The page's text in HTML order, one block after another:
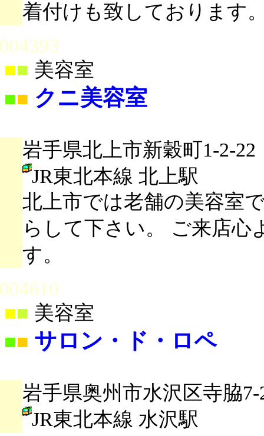
着付けも致しております
■ 美容室
■■ クニ美容室
岩手県北上市新穀町1-2-22
JR東北本線 北上駅
北上市では老舗の美容室
らして下さい。 ご来店心
す。
■ 美容室
■■ サロン・ド・ロペ
岩手県奥州市水沢区寺脇7-
JR東北本線 水沢駅